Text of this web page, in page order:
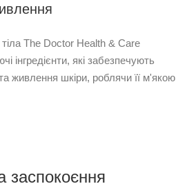
The Doctor Health & Care
інгредієнти, які забезпечують
живлення шкіри, роблячи її м'якою
заспокоєння